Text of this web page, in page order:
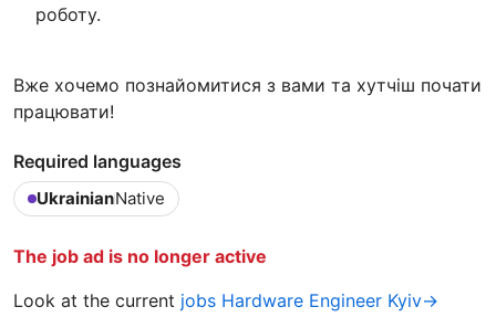
роботу.
Вже хочемо познайомитися з вами та хутчіш почати
працювати!
Required languages
UkrainianNative
The job ad is no longer active
Look at the current jobs Hardware Engineer Kyiv→